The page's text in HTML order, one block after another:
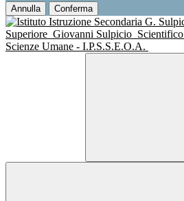
Annulla Conferma
Superiore Giovanni Sulpicio
Scienze Umane - I.P.S.S.E.O.A.